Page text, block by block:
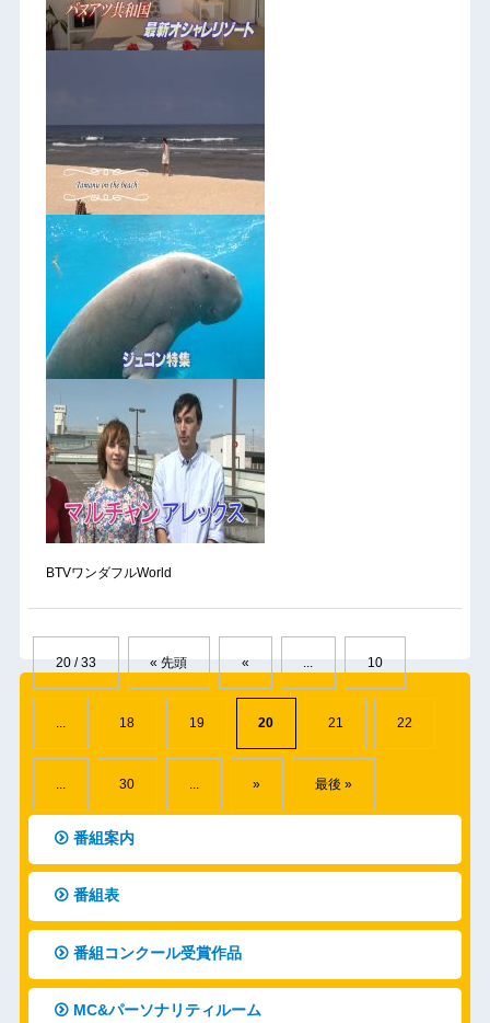
BTVワンダフルWorld
20 / 33 « 先頭 « 10
... 18 19 20 21 22
... 30 ... » 最後 »
番組案内
番組表
番組コンクール受賞作品
MC&パーソナリティルーム